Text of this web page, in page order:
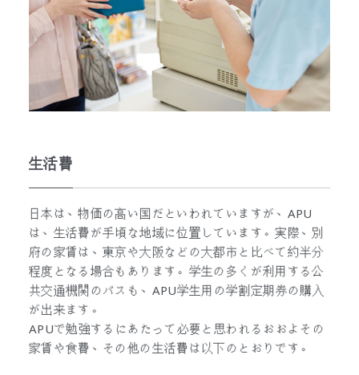
生活費
日本は、物価の高い国だといわれていますが、APU
は、生活費が手頃な地域に位置しています。実際、別
府の家賃は、東京や大阪などの大都市と比べて約半分
程度となる場合もあります。学生の多くが利用する公
共交通機関のバスも、APU学生用の学割定期券の購入
が出来ます。
APUで勉強するにあたって必要と思われるおおよその
家賃や食費、その他の生活費は以下のとおりです。